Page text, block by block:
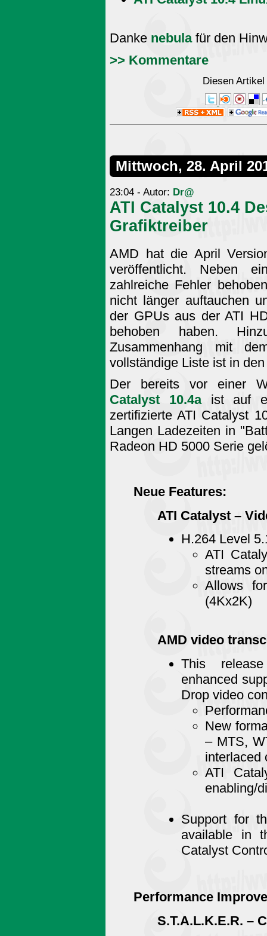
Danke nebulafür den
>> Kommentare
Diesen
Mittwoch, 28. April
23:04 - Autor: Dr@
ATI Catalyst 10.4
Grafiktreiber
AMD hat die April
veröffentlicht. Neben
zahlreiche Fehler
nicht länger auftauchen
der GPUs aus der ATI
behoben haben.
Zusammenhang mit
vollständige Liste ist in
Der bereits vor einer
Catalyst 10.4aist auf
zertifizierte ATI Catalyst
Langen Ladezeiten in
Radeon HD 5000 Serie
Neue Features:
ATI Catalyst –
H.264 Level
ATI
streams
Allows
(4Kx2K)
AMD video
This
enhanced
Drop video
New
– MTS,
interlaced
ATI
enabling/
Support for
available in
Catalyst
Performance
S.T.A.L.K.E.R. –